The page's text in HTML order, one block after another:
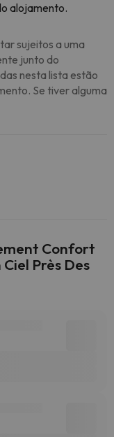
alojamento.
sujeitos a uma
junto do
nesta lista estão
Se tiver alguma
Confort
Près Des